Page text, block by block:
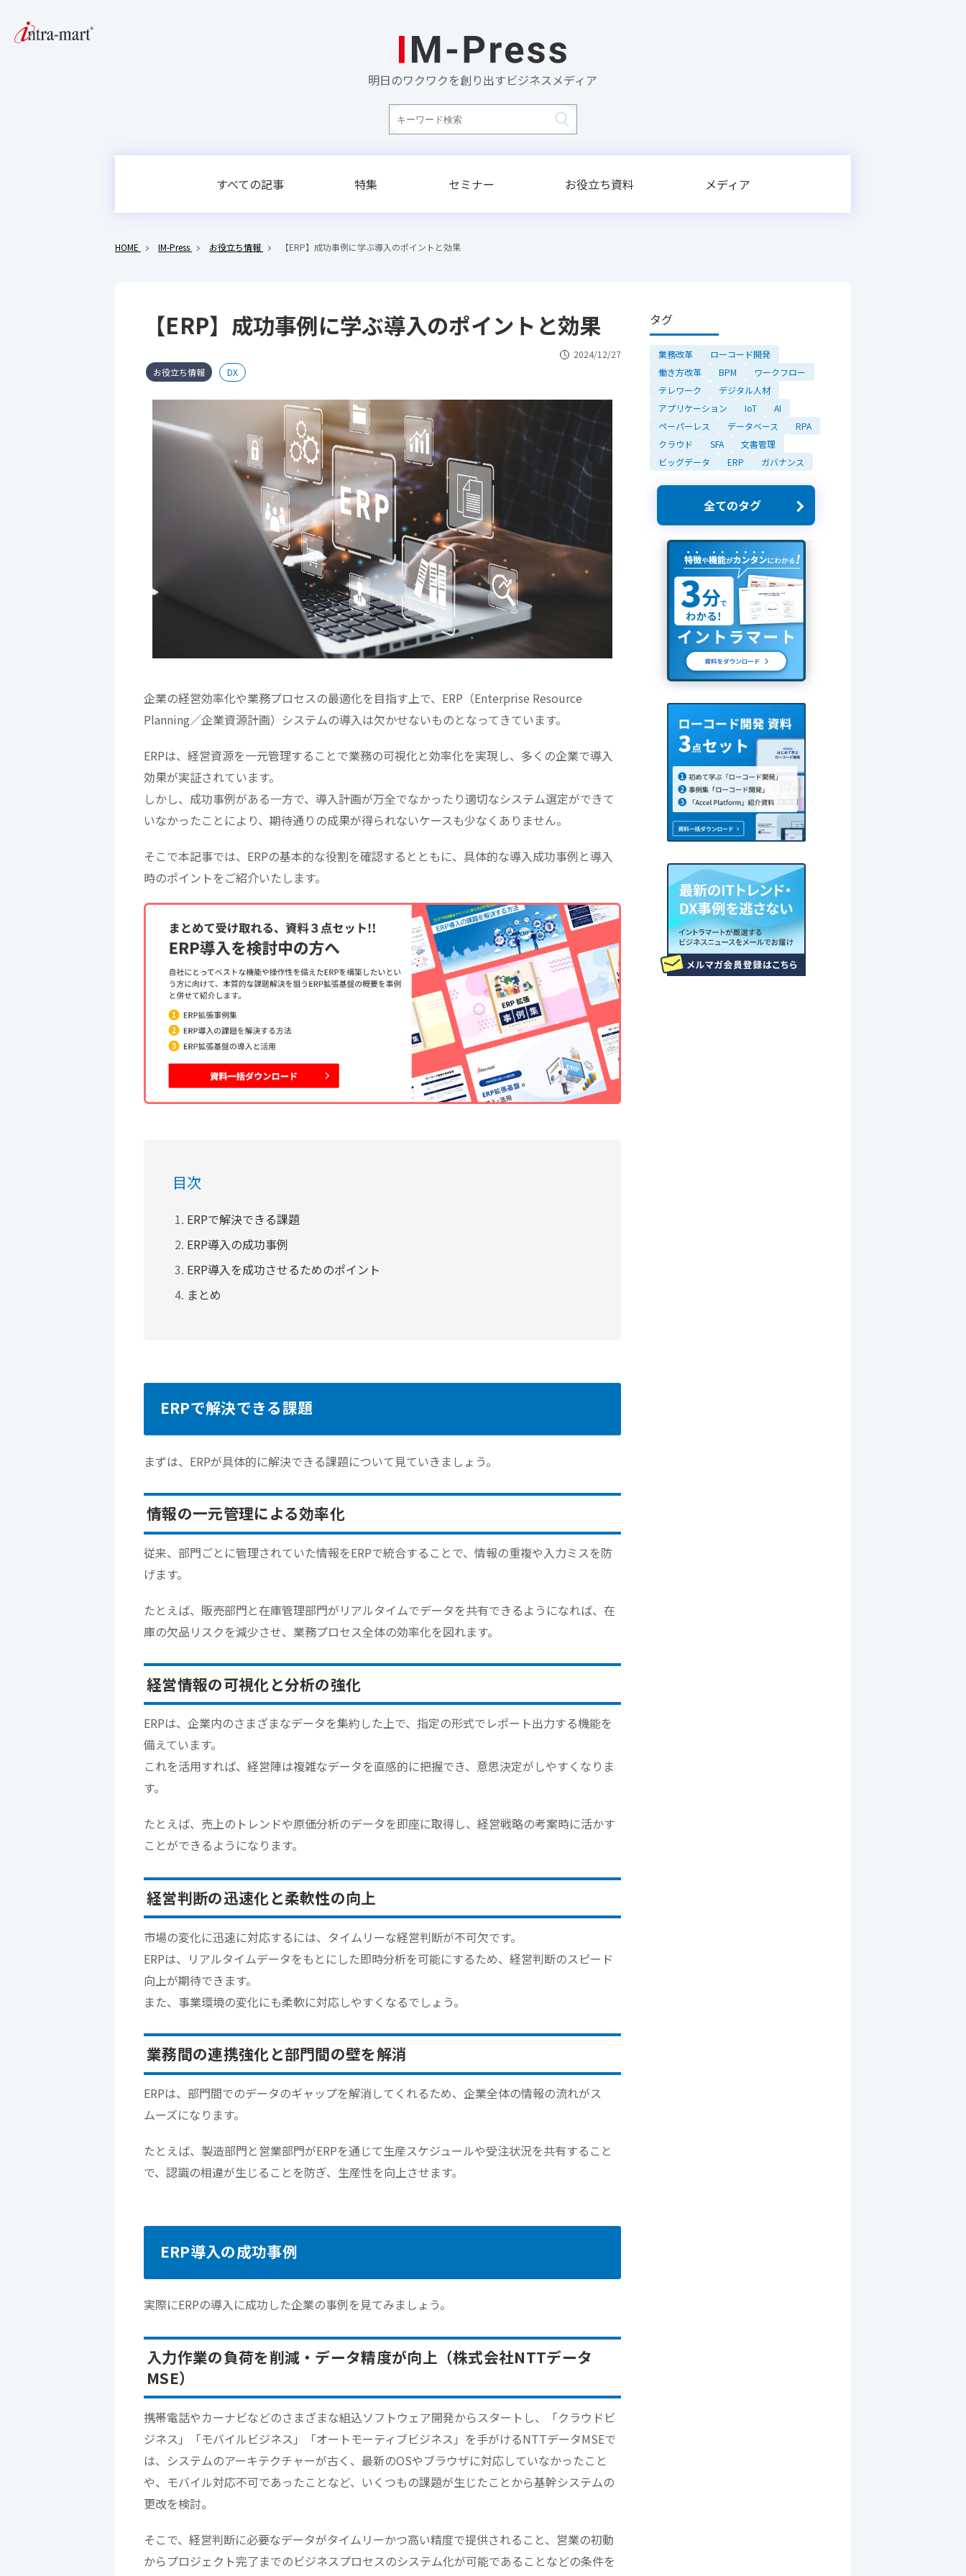
明日のワクワクを創り出すビジネスメディア
すべての記事 特集 セミナー お役立ち資料 メディア
HOME IM-Press お役立ち情報 【ERP】成功事例に学ぶ導入のポイントと効果
【ERP】成功事例に学ぶ導入のポイントと効果
2024/12/27
お役立ち情報
DX
企業の経営効率化や業務プロセスの最適化を目指す上で、ERP（Enterprise Resource
Planning／企業資源計画）システムの導入は欠かせないものとなってきています。
ERPは、経営資源を一元管理することで業務の可視化と効率化を実現し、多くの企業で導入
効果が実証されています。
しかし、成功事例がある一方で、導入計画が万全でなかったり適切なシステム選定ができて
いなかったことにより、期待通りの成果が得られないケースも少なくありません。
そこで本記事では、ERPの基本的な役割を確認するとともに、具体的な導入成功事例と導入
時のポイントをご紹介いたします。
目次
ERPで解決できる課題
ERP導入の成功事例
ERP導入を成功させるためのポイント
まとめ
ERPで解決できる課題
まずは、ERPが具体的に解決できる課題について見ていきましょう。
情報の一元管理による効率化
従来、部門ごとに管理されていた情報をERPで統合することで、情報の重複や入力ミスを防
げます。
たとえば、販売部門と在庫管理部門がリアルタイムでデータを共有できるようになれば、在
庫の欠品リスクを減少させ、業務プロセス全体の効率化を図れます。
経営情報の可視化と分析の強化
ERPは、企業内のさまざまなデータを集約した上で、指定の形式でレポート出力する機能を
備えています。
これを活用すれば、経営陣は複雑なデータを直感的に把握でき、意思決定がしやすくなりま
す。
たとえば、売上のトレンドや原価分析のデータを即座に取得し、経営戦略の考案時に活かす
ことができるようになります。
経営判断の迅速化と柔軟性の向上
市場の変化に迅速に対応するには、タイムリーな経営判断が不可欠です。
ERPは、リアルタイムデータをもとにした即時分析を可能にするため、経営判断のスピード
向上が期待できます。
また、事業環境の変化にも柔軟に対応しやすくなるでしょう。
業務間の連携強化と部門間の壁を解消
ERPは、部門間でのデータのギャップを解消してくれるため、企業全体の情報の流れがス
ムーズになります。
たとえば、製造部門と営業部門がERPを通じて生産スケジュールや受注状況を共有すること
で、認識の相違が生じることを防ぎ、生産性を向上させます。
ERP導入の成功事例
実際にERPの導入に成功した企業の事例を見てみましょう。
入力作業の負荷を削減・データ精度が向上（株式会社NTTデータ
MSE）
携帯電話やカーナビなどのさまざまな組込ソフトウェア開発からスタートし、「クラウドビ
ジネス」「モバイルビジネス」「オートモーティブビジネス」を手がけるNTTデータMSEで
は、システムのアーキテクチャーが古く、最新のOSやブラウザに対応していなかったこと
や、モバイル対応不可であったことなど、いくつもの課題が生じたことから基幹システムの
更改を検討。
そこで、経営判断に必要なデータがタイムリーかつ高い精度で提供されること、営業の初動
からプロジェクト完了までのビジネスプロセスのシステム化が可能であることなどの条件を
タグ
業務改革
ローコード開発
働き方改革
BPM
ワークフロー
テレワーク
デジタル人材
アプリケーション
IoT
AI
ペーパーレス
データベース
RPA
クラウド
SFA
文書管理
ビッグデータ
ERP ガバナンス
全てのタグ